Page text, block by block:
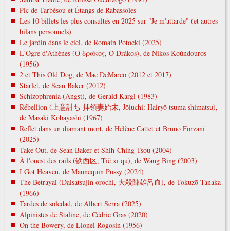
Pic de Tarbésou et Étangs de Rabassoles
Les 10 billets les plus consultés en 2025 sur "Je m'attarde" (et autres
bilans personnels)
Le jardin dans le ciel, de Romain Potocki (2025)
L'Ogre d'Athènes (Ο δράκος, O Drákos), de Níkos Koúndouros
(1956)
2 et This Old Dog, de Mac DeMarco (2012 et 2017)
Starlet, de Sean Baker (2012)
Schizophrenia (Angst), de Gerald Kargl (1983)
Rébellion (上意討ち 拝領妻始末, Jōiuchi: Hairyō tsuma shimatsu),
de Masaki Kobayashi (1967)
Reflet dans un diamant mort, de Hélène Cattet et Bruno Forzani
(2025)
Take Out, de Sean Baker et Shih-Ching Tsou (2004)
À l'ouest des rails (铁西区, Tiě xī qū), de Wang Bing (2003)
I Got Heaven, de Mannequin Pussy (2024)
The Betrayal (Daisatsujin orochi, 大殺陣雄呂血), de Tokuzō Tanaka
(1966)
Tardes de soledad, de Albert Serra (2025)
Alpinistes de Staline, de Cédric Gras (2020)
On the Bowery, de Lionel Rogosin (1956)